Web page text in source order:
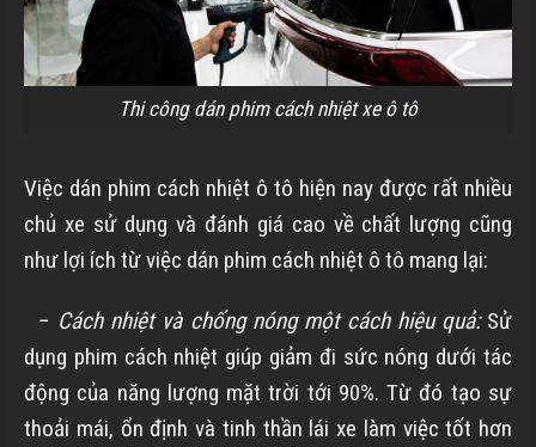
Thi công dán phim cách nhiệt xe ô tô
Việc dán phim cách nhiệt ô tô hiện nay được rất nhiều
chủ xe sử dụng và đánh giá cao về chất lượng cũng
như lợi ích từ việc dán phim cách nhiệt ô tô mang lại:
− Cách nhiệt và chống nóng một cách hiệu quả:Sử
dụng phim cách nhiệt giúp giảm đi sức nóng dưới tác
động của năng lượng mặt trời tới 90%. Từ đó tạo sự
thoải mái, ổn định và tinh thần lái xe làm việc tốt hơn